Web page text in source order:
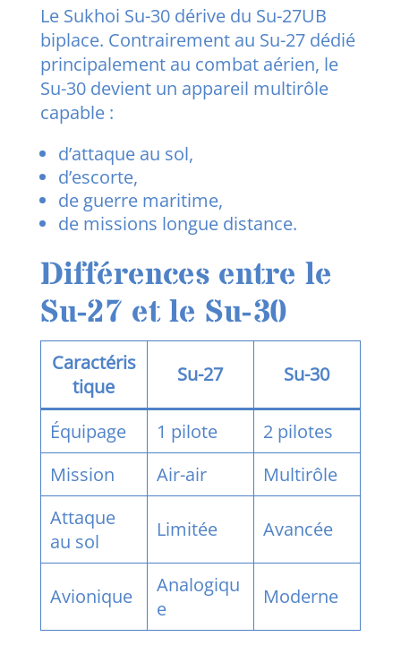
Le Sukhoi Su-30 dérive du Su-27UB
biplace. Contrairement au Su-27 dédié
principalement au combat aérien, le
Su-30 devient un appareil multirôle
capable :
d’attaque au sol,
d’escorte,
de guerre maritime,
de missions longue distance.
Différences entre le
Su-27 et le Su-30
Caractéris
tique
Su-27 Su-30
Équipage 1 pilote
2 pilotes
Mission
Air-air
Multirôle
Attaque
au sol
Limitée Avancée
Avionique
Analogiqu
e
Moderne